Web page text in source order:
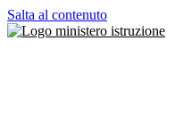
Salta al contenuto